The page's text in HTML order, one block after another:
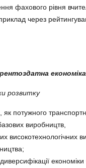
фахового рівня
через
розвитку
як потужного
виробництв,
високотехнологічних